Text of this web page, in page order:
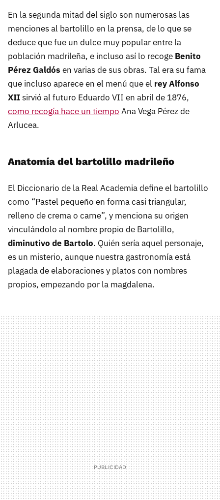
En la segunda mitad del siglo son numerosas las
menciones al bartolillo en la prensa, de lo que se
deduce que fue un dulce muy popular entre la
población madrileña, e incluso así lo recoge Benito
Pérez Galdós en varias de sus obras. Tal era su fama
que incluso aparece en el menú que el rey Alfonso
XIIsirvió al futuro Eduardo VII en abril de 1876,
como recogía hace un tiempo Ana Vega Pérez de
Arlucea.
Anatomía del bartolillo madrileño
El Diccionario de la Real Academia define el bartolillo
como “Pastel pequeño en forma casi triangular,
relleno de crema o carne”, y menciona su origen
vinculándolo al nombre propio de Bartolillo,
diminutivo de Bartolo. Quién sería aquel personaje,
es un misterio, aunque nuestra gastronomía está
plagada de elaboraciones y platos con nombres
propios, empezando por la magdalena.